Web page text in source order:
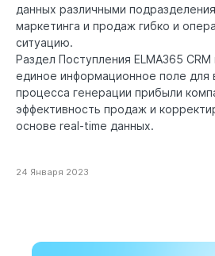
данных различными
маркетинга и продаж гибко и
ситуацию.
Раздел Поступления ELMA365
единое информационное поле для
процесса генерации прибыли
эффективность продаж и
основе real-time данных.
24 Января 2023